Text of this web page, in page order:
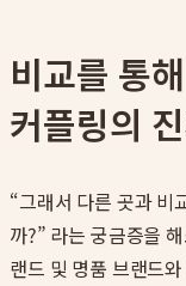
비교를 통
커플링의
“그래서 다른 곳과 비
까?” 라는 궁금증을
랜드 및 명품 브랜드